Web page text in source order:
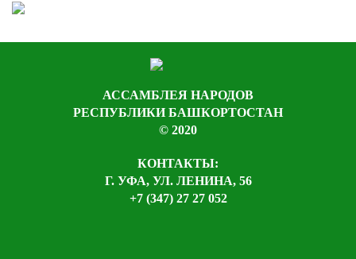
АССАМБЛЕЯ НАРОДОВ
РЕСПУБЛИКИ БАШКОРТОСТАН
© 2020
КОНТАКТЫ:
Г. УФА, УЛ. ЛЕНИНА, 56
+7 (347) 27 27 052